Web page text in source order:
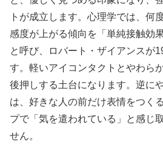
トが成立します。心理学では、何
感度が上がる傾向を「単純接触効
と呼び、ロバート・ザイアンスが
す。軽いアイコンタクトとやわら
後押しする土台になります。逆に
は、好きな人の前だけ表情をつく
プで「気を遣われている」と感じ
せん。